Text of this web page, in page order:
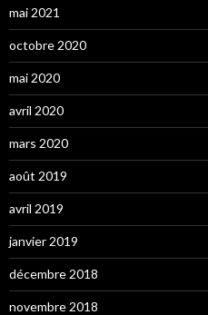
mai 2021
octobre 2020
mai 2020
avril 2020
mars 2020
août 2019
avril 2019
janvier 2019
décembre 2018
novembre 2018